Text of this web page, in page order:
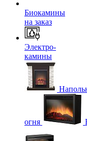
Биокамины
на заказ
Электро-
камины
огня